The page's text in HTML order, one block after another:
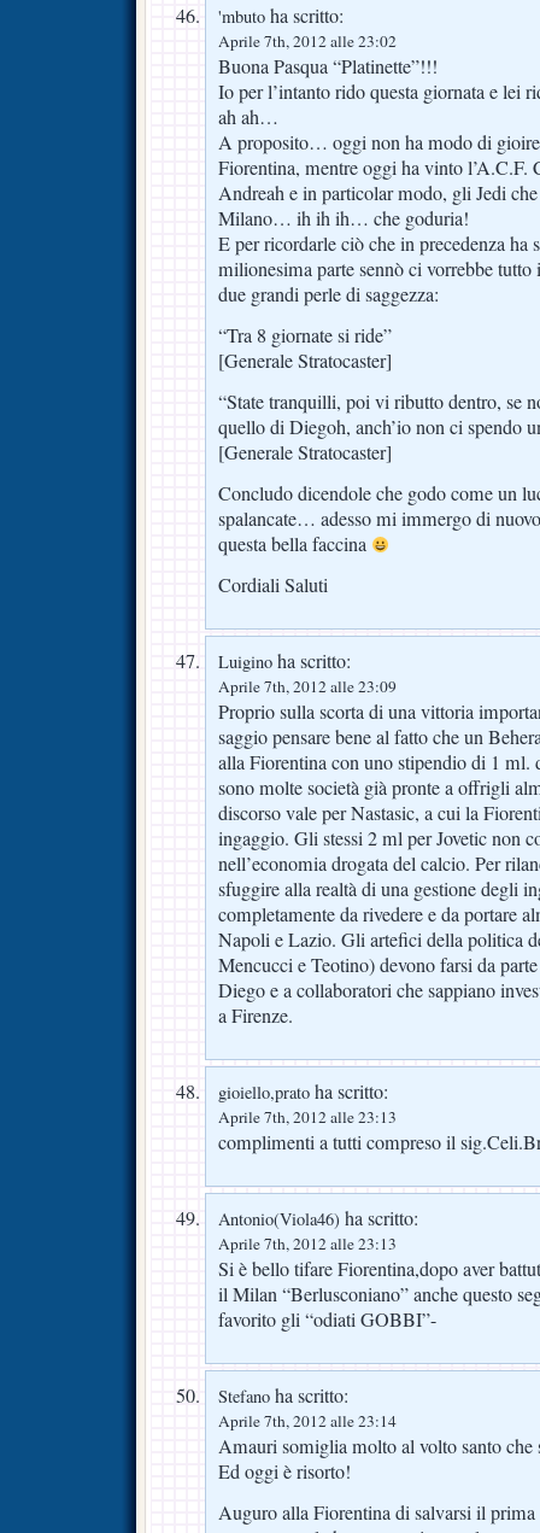
'mbuto ha scritto:
Aprile 7th, 2012 alle 23:02
Buona Pasqua “Platinette”!!!
Io per l’intanto rido questa giornata e lei
ah ah…
A proposito… oggi non ha modo di
Fiorentina, mentre oggi ha vinto l’A.C.F.
Andreah e in particolar modo, gli Jedi
Milano… ih ih ih… che goduria!
E per ricordarle ciò che in precedenza ha
milionesima parte sennò ci vorrebbe
due grandi perle di saggezza:
“Tra 8 giornate si ride”
[Generale Stratocaster]
“State tranquilli, poi vi ributto dentro, se
quello di Diegoh, anch’io non ci spendo
[Generale Stratocaster]
Concludo dicendole che godo come un
spalancate… adesso mi immergo di
questa bella faccina
Cordiali Saluti
Luigino ha scritto:
Aprile 7th, 2012 alle 23:09
Proprio sulla scorta di una vittoria
saggio pensare bene al fatto che un
alla Fiorentina con uno stipendio di 1 ml.
sono molte società già pronte a offrigli
discorso vale per Nastasic, a cui la
ingaggio. Gli stessi 2 ml per Jovetic non
nell’economia drogata del calcio. Per
sfuggire alla realtà di una gestione degli
completamente da rivedere e da portare
Napoli e Lazio. Gli artefici della politica
Mencucci e Teotino) devono farsi da
Diego e a collaboratori che sappiano
a Firenze.
gioiello,prato ha scritto:
Aprile 7th, 2012 alle 23:13
complimenti a tutti compreso il
Antonio(Viola46) ha scritto:
Aprile 7th, 2012 alle 23:13
Si è bello tifare Fiorentina,dopo aver
il Milan “Berlusconiano” anche questo
favorito gli “odiati GOBBI”-
Stefano ha scritto:
Aprile 7th, 2012 alle 23:14
Amauri somiglia molto al volto santo che
Ed oggi è risorto!
Auguro alla Fiorentina di salvarsi il prima